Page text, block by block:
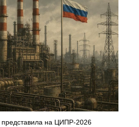
представила на ЦИПР-2026